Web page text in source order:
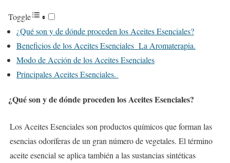
Toggle
¿Qué son y de dónde proceden los Aceites Esenciales?
Beneficios de los Aceites Esenciales La Aromaterapia.
Modo de Acción de los Aceites Esenciales
Principales Aceites Esenciales.
¿Qué son y de dónde proceden los Aceites Esenciales?
Los Aceites Esenciales son productos químicos que forman las
esencias odoríferas de un gran número de vegetales. El término
aceite esencial se aplica también a las sustancias sintéticas